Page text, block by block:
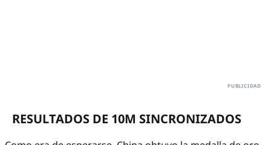
RESULTADOS DE 10M SINCRONIZADOS